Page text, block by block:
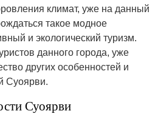
климат, уже на данный
такое модное
и экологический туризм.
данного города, уже
других особенностей и
Суоярви.
Суоярви